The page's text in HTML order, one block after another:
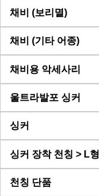
채비 (보리멸)
채비 (기타 어종)
채비용 악세사리
울트라발포 싱커
싱커
싱커 장착 천칭 > L형
천칭 단품